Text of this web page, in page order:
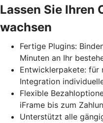
Lassen Sie Ihren
wachsen
Fertige Plugins:
Minuten an Ihr
Entwicklerpakete: für
Integration
Flexible
iFrame bis zum
Unterstützt alle